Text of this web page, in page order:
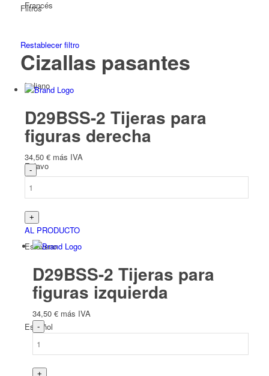
Francés
Italiano
Eslavo
Esloveno
Español
Filtros
Restablecer filtro
Cizallas pasantes
D29BSS-2 Tijeras para
figuras derecha
34,50 € más IVA
AL PRODUCTO
D29BSS-2 Tijeras para
figuras izquierda
34,50 € más IVA